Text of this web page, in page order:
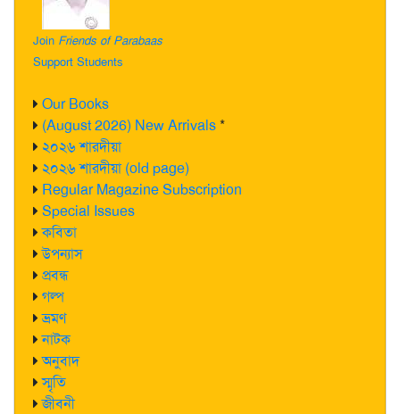
Join Friends of Parabaas
Support Students
Our Books
(August 2026) New Arrivals*
২০২৬ শারদীয়া
২০২৬ শারদীয়া (old page)
Regular Magazine Subscription
Special Issues
কবিতা
উপন্যাস
প্রবন্ধ
গল্প
ভ্রমণ
নাটক
অনুবাদ
স্মৃতি
জীবনী